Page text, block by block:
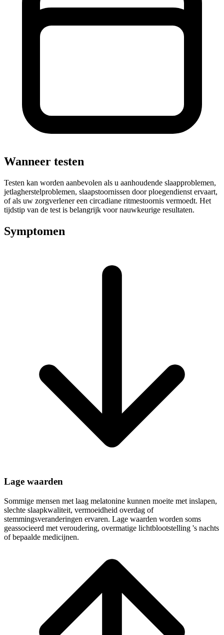
Wanneer testen
Testen kan worden aanbevolen als u aanhoudende slaapproblemen,
jetlagherstelproblemen, slaapstoornissen door ploegendienst ervaart,
of als uw zorgverlener een circadiane ritmestoornis vermoedt. Het
tijdstip van de test is belangrijk voor nauwkeurige resultaten.
Symptomen
Lage waarden
Sommige mensen met laag melatonine kunnen moeite met inslapen,
slechte slaapkwaliteit, vermoeidheid overdag of
stemmingsveranderingen ervaren. Lage waarden worden soms
geassocieerd met veroudering, overmatige lichtblootstelling 's nachts
of bepaalde medicijnen.